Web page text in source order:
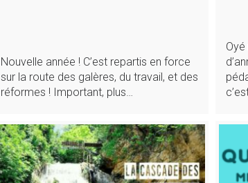
Nouvelle année ! C’est repartis en force
sur la route des galères, du travail, et des
réformes ! Important, plus…